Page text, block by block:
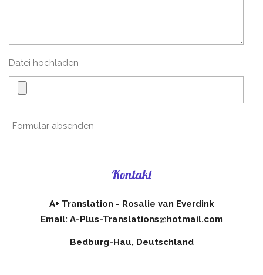
Datei hochladen
Formular absenden
Kontakt
A+ Translation - Rosalie van Everdink
Email: A-Plus-Translations@hotmail.com
Bedburg-Hau, Deutschland